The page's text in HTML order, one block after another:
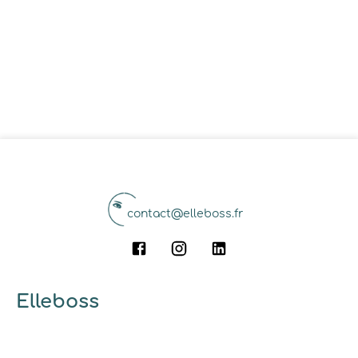
contact@elleboss.fr
Elleboss